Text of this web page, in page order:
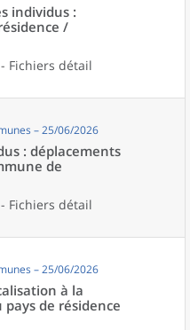
individus :
/
Fichiers détail
– 25/06/2026
: déplacements
de
Fichiers détail
– 25/06/2026
à la
de résidence